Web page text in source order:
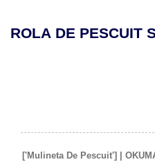
ROLA DE PESCUIT
['mulineta De Pescuit'] |